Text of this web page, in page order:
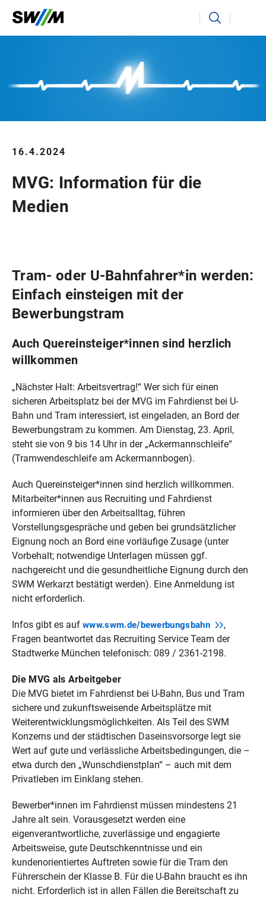
Ihr Suchbegriff Suchen
16.4.2024
MVG: Information für die
Medien
Tram- oder U-Bahnfahrer*in werden:
Einfach einsteigen mit der
Bewerbungstram
Auch Quereinsteiger*innen sind herzlich
willkommen
„Nächster Halt: Arbeitsvertrag!“ Wer sich für einen
sicheren Arbeitsplatz bei der MVG im Fahrdienst bei U-
Bahn und Tram interessiert, ist eingeladen, an Bord der
Bewerbungstram zu kommen. Am Dienstag, 23. April,
steht sie von 9 bis 14 Uhr in der „Ackermannschleife“
(Tramwendeschleife am Ackermannbogen).
Auch Quereinsteiger*innen sind herzlich willkommen.
Mitarbeiter*innen aus Recruiting und Fahrdienst
informieren über den Arbeits­alltag, führen
Vorstellungsgespräche und geben bei grundsätzlicher
Eignung noch an Bord eine vorläufige Zusage (unter
Vorbehalt; notwendige Unterlagen müssen ggf.
nachgereicht und die gesundheitliche Eignung durch den
SWM Werkarzt bestätigt werden). Eine Anmeldung ist
nicht erforderlich.
Infos gibt es auf www.swm.de/bewerbungsbahn
,
Fragen beantwortet das Recruiting Service Team der
Stadtwerke München telefonisch: 089 / 2361-2198.
Die MVG als Arbeitgeber
Die MVG bietet im Fahrdienst bei U-Bahn, Bus und Tram
sichere und zukunftsweisende Arbeitsplätze mit
Weiterentwicklungsmöglichkeiten. Als Teil des SWM
Konzerns und der städtischen Daseinsvorsorge legt sie
Wert auf gute und verlässliche Arbeitsbedingungen, die –
etwa durch den „Wunschdienstplan“ – auch mit dem
Privatleben im Einklang stehen.
Bewerber*innen im Fahrdienst müssen mindestens 21
Jahre alt sein. Vorausgesetzt werden eine
eigenverantwortliche, zuverlässige und engagierte
Arbeitsweise, gute Deutschkenntnisse und ein
kundenorientiertes Auftreten sowie für die Tram den
Führerschein der Klasse B. Für die U-Bahn braucht es ihn
nicht. Erforderlich ist in allen Fällen die Bereitschaft zu